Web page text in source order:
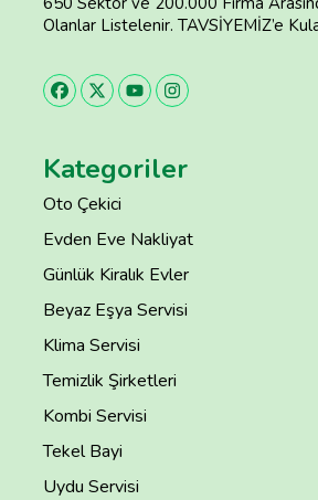
Olanlar Listelenir. TAVSİYEMİZ’e
Kategoriler
Oto Çekici
Evden Eve Nakliyat
Günlük Kiralık Evler
Beyaz Eşya Servisi
Klima Servisi
Temizlik Şirketleri
Kombi Servisi
Tekel Bayi
Uydu Servisi